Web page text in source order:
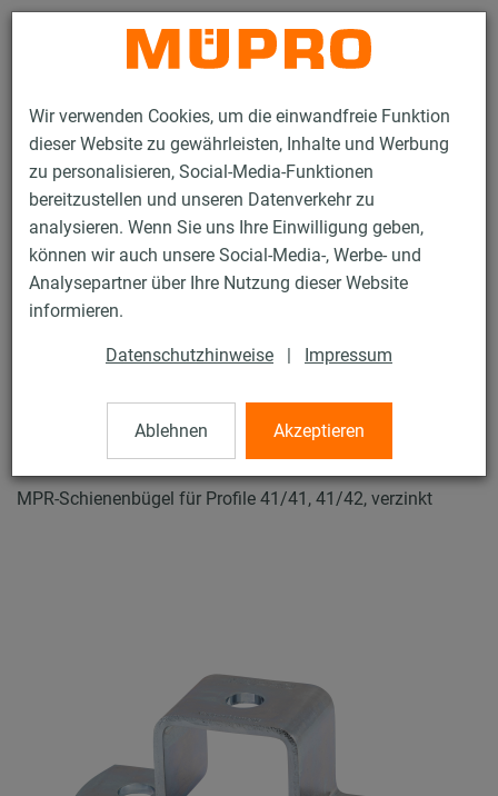
Wir verwenden Cookies, um die einwandfreie Funktion
dieser Website zu gewährleisten, Inhalte und Werbung
zu personalisieren, Social-Media-Funktionen
bereitzustellen und unseren Datenverkehr zu
analysieren. Wenn Sie uns Ihre Einwilligung geben,
können wir auch unsere Social-Media-, Werbe- und
Analysepartner über Ihre Nutzung dieser Website
informieren.
Datenschutzhinweise | Impressum
Ablehnen Akzeptieren
Kontakt
Produkte Befestigungstechnik
Lüftungsbefestigung
Installationsschienen für die Lüftungsbefestigung
MPR-Systemschienen (leichter bis mittlerer Lastbereich)
MPR-Schienenbügel
21 / 64
MPR-Schienenbügel
MPR-Schienenbügel für Profile 41/41, 41/42, verzinkt